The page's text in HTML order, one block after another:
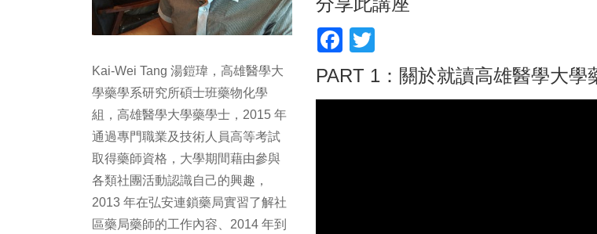
Kai-Wei Tang 湯鎧瑋，高雄醫學大
學藥學系研究所碩士班藥物化學
組，高雄醫學大學藥學士，2015 年
通過專門職業及技術人員高等考試
取得藥師資格，大學期間藉由參與
各類社團活動認識自己的興趣，
2013 年在弘安連鎖藥局實習了解社
區藥局藥師的工作內容、2014 年到
Facebook
PART 1：關於就讀高雄醫學大